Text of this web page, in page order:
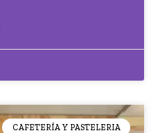
CAFETERÍA Y PASTELERIA